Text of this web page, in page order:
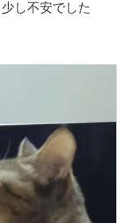
し不安でした